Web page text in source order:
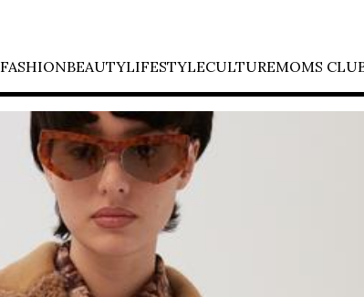
FASHIONBEAUTYLIFESTYLECULTUREMOMS